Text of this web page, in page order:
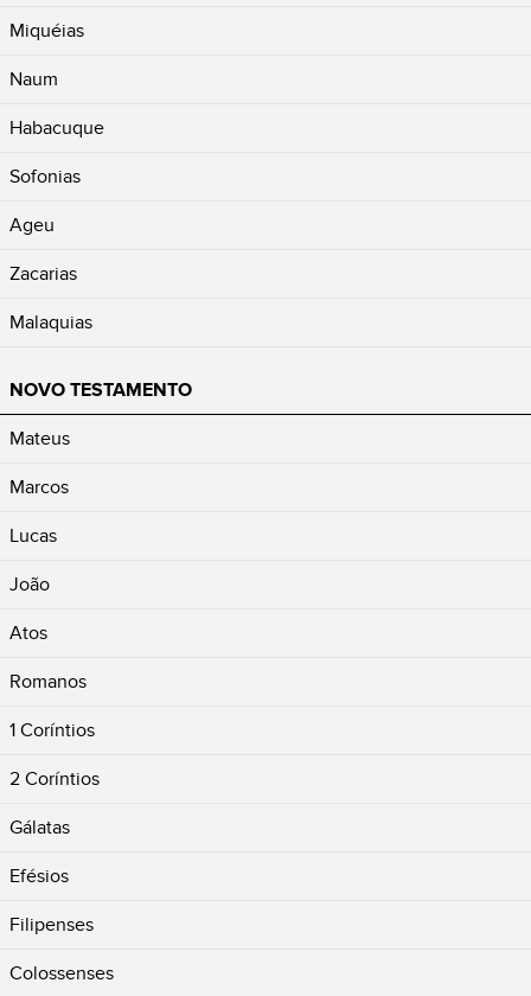
Miquéias
Naum
Habacuque
Sofonias
Ageu
Zacarias
Malaquias
NOVO TESTAMENTO
Mateus
Marcos
Lucas
João
Atos
Romanos
1 Coríntios
2 Coríntios
Gálatas
Efésios
Filipenses
Colossenses